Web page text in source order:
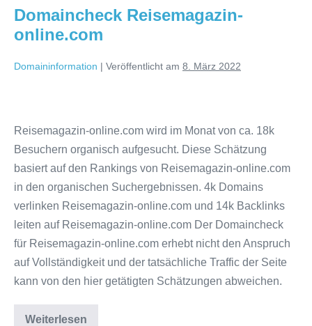
Domaincheck Reisemagazin-
online.com
Domaininformation | Veröffentlicht am 8. März 2022
online.com
Reisemagazin-online.com wird im Monat von ca. 18k
Besuchern organisch aufgesucht. Diese Schätzung
basiert auf den Rankings von Reisemagazin-online.com
in den organischen Suchergebnissen. 4k Domains
verlinken Reisemagazin-online.com und 14k Backlinks
leiten auf Reisemagazin-online.com Der Domaincheck
für Reisemagazin-online.com erhebt nicht den Anspruch
auf Vollständigkeit und der tatsächliche Traffic der Seite
kann von den hier getätigten Schätzungen abweichen.
Weiterlesen